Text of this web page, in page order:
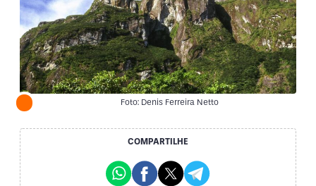
Foto: Denis Ferreira Netto
COMPARTILHE